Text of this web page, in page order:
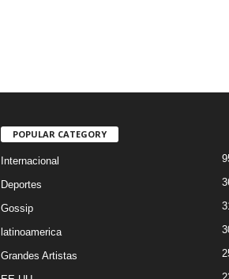
POPULAR CATEGORY
Internacional
Deportes
Gossip
latinoamerica
Grandes Artistas